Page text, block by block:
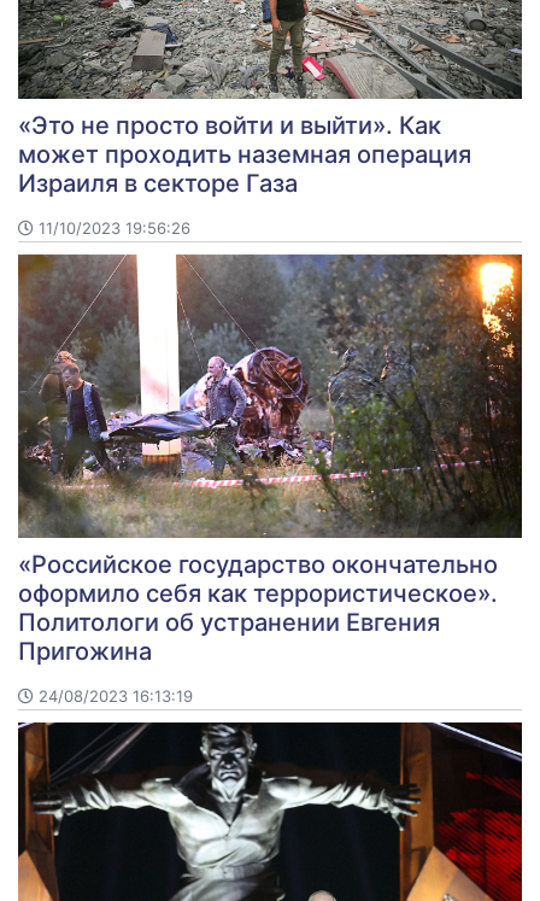
«Это не просто войти и выйти». Как
может проходить наземная операция
Израиля в секторе Газа
11/10/2023 19:56:26
«Российское государство окончательно
оформило себя как террористическое».
Политологи об устранении Евгения
Пригожина
24/08/2023 16:13:19